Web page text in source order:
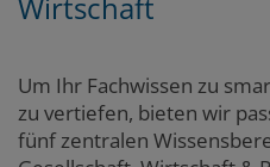
Um Ihr Fachwissen zu
zu vertiefen, bieten wir
fünf zentralen